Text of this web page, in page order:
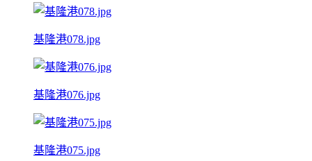
基隆港078.jpg
基隆港076.jpg
基隆港075.jpg